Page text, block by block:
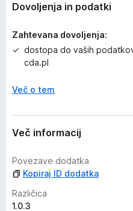
Dovoljenja in podatki
Zahtevana dovoljenja:
dostopa do vaših
cda.pl
Več o tem
Več informacij
Povezave dodatka
Kopiraj ID dodatka
Različica
1.0.3